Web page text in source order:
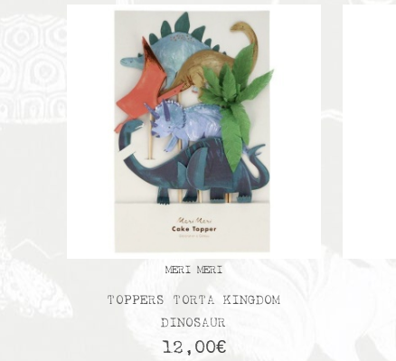
MERI MERI
TOPPERS TORTA KINGDOM
DINOSAUR
12,00€